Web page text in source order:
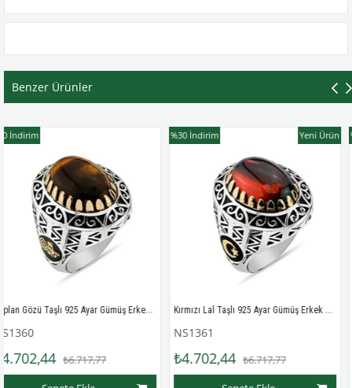
Benzer Ürünler
Kaplan Gözü Taşlı 925 Ayar Gümüş Erkek Yüzük
₺6.717,77
Kırmızı Lal Taşlı 925 Ayar Gümüş Erkek Yüzüğü
₺4.702,44 ₺6.717,77
%30 İndirim